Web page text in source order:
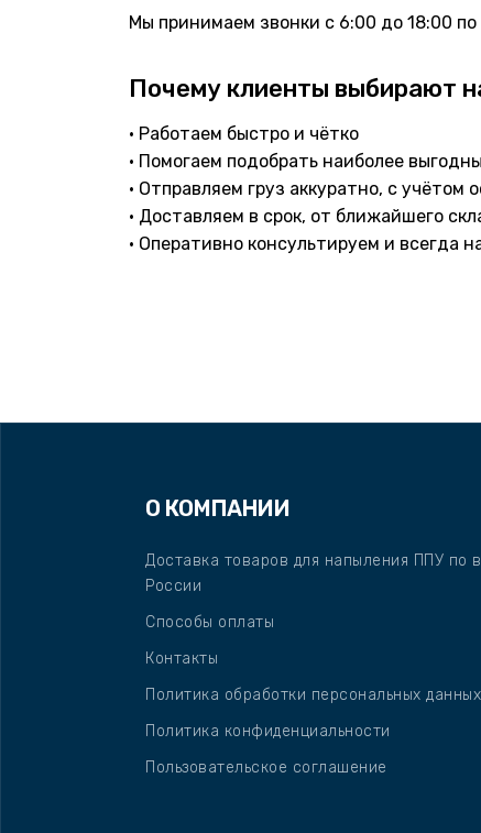
Мы принимаем звонки с 6:00 до 18:00
Почему клиенты выбирают
• Работаем быстро и чётко
• Помогаем подобрать наиболее
• Отправляем груз аккуратно, с
• Доставляем в срок, от ближайшего
• Оперативно консультируем и всегда
О КОМПАНИИ
Доставка товаров для напыления ППУ по
России
Способы оплаты
Контакты
Политика обработки персональных данных
Политика конфиденциальности
Пользовательское соглашение